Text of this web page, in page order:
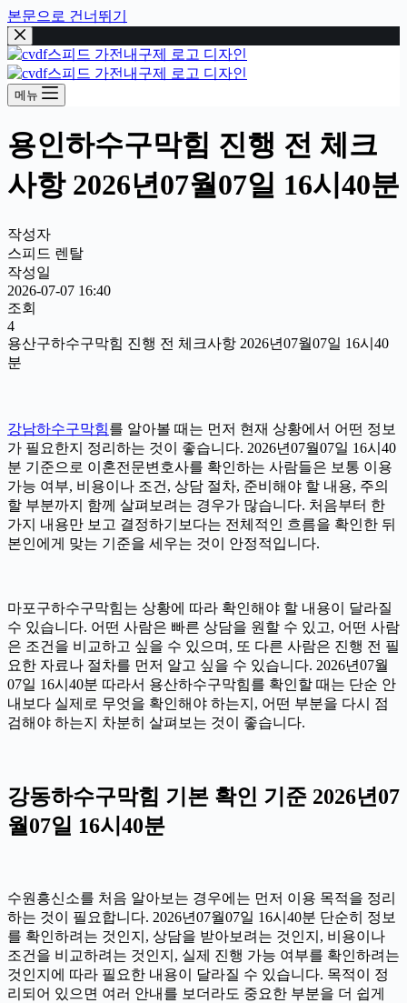
본문으로 건너뛰기
메뉴
용인하수구막힘 진행 전 체크
사항 2026년07월07일 16시40분
작성자
스피드 렌탈
작성일
2026-07-07 16:40
조회
4
용산구하수구막힘 진행 전 체크사항 2026년07월07일 16시40
분
강남하수구막힘를 알아볼 때는 먼저 현재 상황에서 어떤 정보
가 필요한지 정리하는 것이 좋습니다. 2026년07월07일 16시40
분 기준으로 이혼전문변호사를 확인하는 사람들은 보통 이용
가능 여부, 비용이나 조건, 상담 절차, 준비해야 할 내용, 주의
할 부분까지 함께 살펴보려는 경우가 많습니다. 처음부터 한
가지 내용만 보고 결정하기보다는 전체적인 흐름을 확인한 뒤
본인에게 맞는 기준을 세우는 것이 안정적입니다.
마포구하수구막힘는 상황에 따라 확인해야 할 내용이 달라질
수 있습니다. 어떤 사람은 빠른 상담을 원할 수 있고, 어떤 사람
은 조건을 비교하고 싶을 수 있으며, 또 다른 사람은 진행 전 필
요한 자료나 절차를 먼저 알고 싶을 수 있습니다. 2026년07월
07일 16시40분 따라서 용산하수구막힘를 확인할 때는 단순 안
내보다 실제로 무엇을 확인해야 하는지, 어떤 부분을 다시 점
검해야 하는지 차분히 살펴보는 것이 좋습니다.
강동하수구막힘 기본 확인 기준 2026년07
월07일 16시40분
수원흥신소를 처음 알아보는 경우에는 먼저 이용 목적을 정리
하는 것이 필요합니다. 2026년07월07일 16시40분 단순히 정보
를 확인하려는 것인지, 상담을 받아보려는 것인지, 비용이나
조건을 비교하려는 것인지, 실제 진행 가능 여부를 확인하려는
것인지에 따라 필요한 내용이 달라질 수 있습니다. 목적이 정
리되어 있으면 여러 안내를 보더라도 중요한 부분을 더 쉽게